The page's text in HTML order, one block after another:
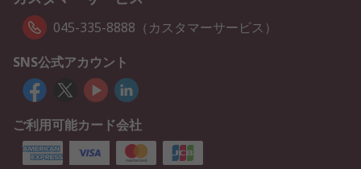
045-335-8888（カスタマーサービス）
SNS公式アカウント
ご利用可能カード会社